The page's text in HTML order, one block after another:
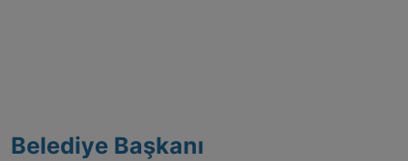
Belediye Başkanı